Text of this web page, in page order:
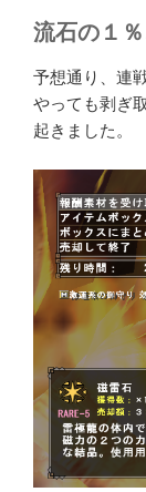
流石の１
予想通り、連
やっても剥ぎ
起きました。